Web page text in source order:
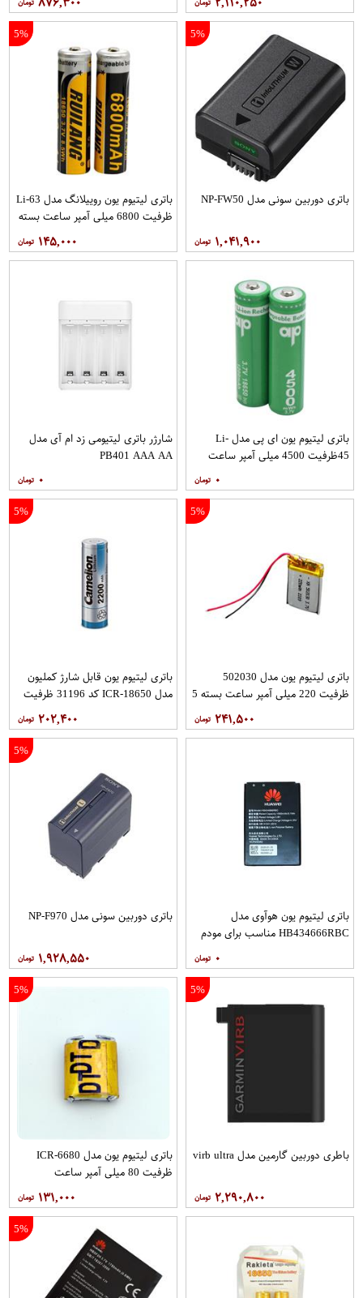
5%
باتری دوربین سونی مدل NP-FW50
۱,۰۴۱,۹۰۰
5%
باتری لیتیوم یون روییلانگ مدل Li-63
ظرفیت 6800 میلی آمپر ساعت بسته
۱۴۵,۰۰۰
باتری لیتیوم یون ای پی مدل Li-
45ظرفیت 4500 میلی آمپر ساعت
۰
شارژر باتری لیتیومی زد ام آی مدل
PB401 AAA AA
۰
5%
باتری لیتیوم یون مدل 502030
ظرفیت 220 میلی آمپر ساعت بسته 5
۲۴۱,۵۰۰
5%
باتری لیتیوم یون قابل شارژ کملیون
مدل ICR-18650 کد 31196 ظرفیت
۲۰۲,۴۰۰
باتری لیتیوم یون هوآوی مدل
HB434666RBC مناسب برای مودم
۰
5%
باتری دوربین سونی مدل NP-F970
۱,۹۲۸,۵۵۰
5%
باطری دوربین گارمین مدل virb ultra
۲,۲۹۰,۸۰۰
5%
باتری لیتیوم یون مدل ICR-6680
ظرفیت 80 میلی آمپر ساعت
۱۳۱,۰۰۰
5%